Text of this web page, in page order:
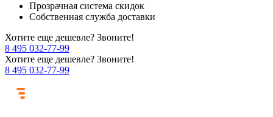
Прозрачная система скидок
Собственная служба доставки
Хотите еще дешевле? Звоните!
8 495 032-77-99
Хотите еще дешевле? Звоните!
8 495 032-77-99